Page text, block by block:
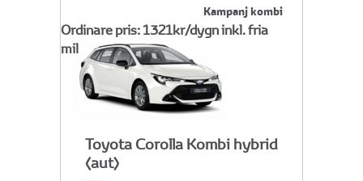
Toyota Corolla Kombi hybrid
(aut)
Kampanj kombi
Ordinare pris: 1321kr/dygn inkl. fria
mil